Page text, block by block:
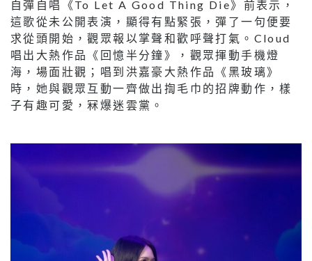
自彈自唱《To Let A Good Thing Die》前表示，
這歌從未公開表演，顯得有點緊張，彈了一句便要
求從頭開始，觀眾報以掌聲和歡呼聲打氣。Cloud
唱出大熱作品《回憶半分鐘》，觀眾揮動手機燈
海，場面壯觀；唱到洪嘉豪大熱作品《黑玻璃》
時，她與觀眾互動一齊做出揈毛巾的招牌動作，樣
子有趣可愛，冧爆迷雲黨。